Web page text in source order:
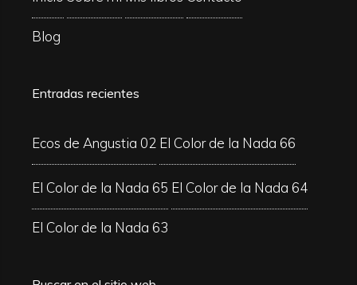
Blog
Entradas recientes
Ecos de Angustia 02 El Color de la Nada 66
El Color de la Nada 65 El Color de la Nada 64
El Color de la Nada 63